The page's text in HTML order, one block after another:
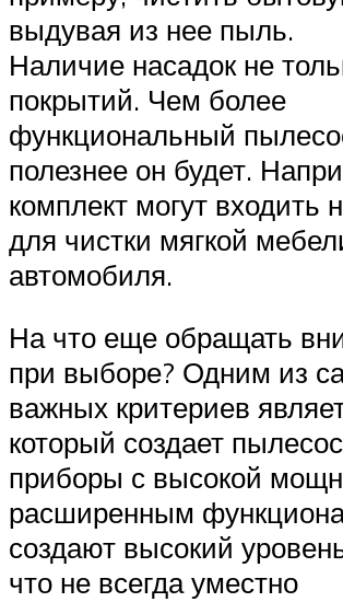
выдувая из нее пыль.
Наличие насадок не
покрытий. Чем более
функциональный
полезнее он будет.
комплект могут входить
для чистки мягкой
автомобиля.
На что еще обращать
при выборе? Одним из
важных критериев
который создает
приборы с высокой
расширенным
создают высокий
что не всегда уместно